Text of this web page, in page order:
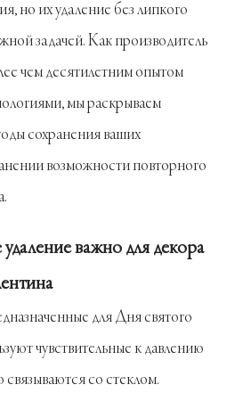
но их удаление без липкого
задачей. Как производитель
чем десятилетним опытом
мы раскрываем
сохранения ваших
возможности повторного
важно для декора
для Дня святого
чувствительные к давлению
со стеклом.